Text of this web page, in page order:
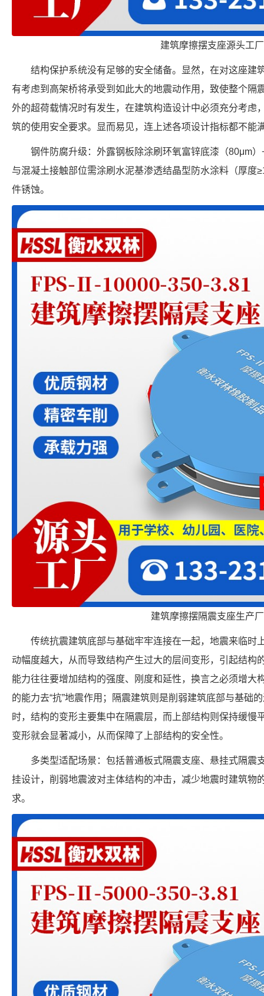
建筑摩擦摆支座源头工厂
结构保护系统没有足够的安全储备。显然，在对这座建
有考虑到高架桥将承受到如此大的地震动作用，致使整个隔
外的超荷载情况时有发生，在建筑构造设计中必须充分考虑
筑的使用安全要求。显而易见，连上述各项设计指标都不能
钢件防腐升级：外露钢板除涂刷环氧富锌底漆（80μm
与混凝土接触部位需涂刷水泥基渗透结晶型防水涂料（厚度
件锈蚀。
建筑摩擦摆隔震支座生产
传统抗震建筑底部与基础牢牢连接在一起，地震来临时
动幅度越大，从而导致结构产生过大的层间变形，引起结构
能力往往要增加结构的强度、刚度和延性，换言之必须增大
的能力去“抗”地震作用；隔震建筑则是削弱建筑底部与基础
时，结构的变形主要集中在隔震层，而上部结构则保持缓慢
变形就会显著减小，从而保障了上部结构的安全性。
多类型适配场景：包括普通板式隔震支座、悬挂式隔震
挂设计，削弱地震波对主体结构的冲击，减少地震时建筑物
求。